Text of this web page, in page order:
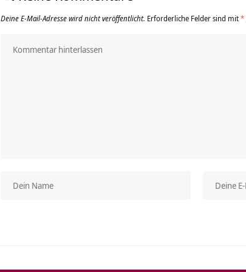
Deine E-Mail-Adresse wird nicht veröffentlicht. Erforderliche Felder sind mit*